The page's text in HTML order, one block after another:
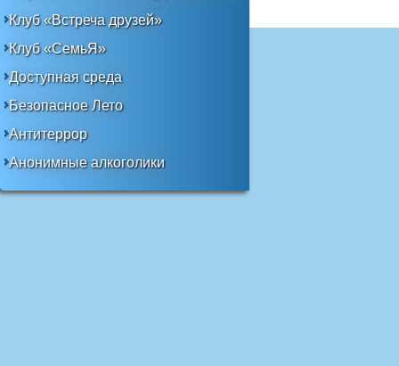
Клуб «Встреча друзей»
Клуб «СемьЯ»
Доступная среда
Безопасное Лето
Антитеррор
Анонимные алкоголики